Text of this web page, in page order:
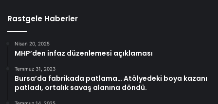
Rastgele Haberler
Nisan 20, 2025
MHP’den infaz düzenlemesi açıklaması
Temmuz 31, 2023
Bursa’da fabrikada patlama… Atölyedeki boya kazanı
patladı, ortalık savaş alanına döndü.